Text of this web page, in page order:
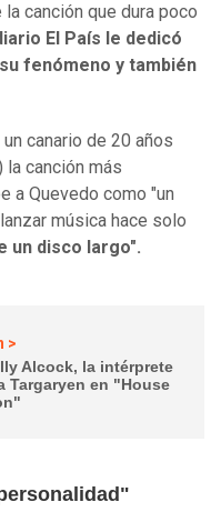
canción que dura poco
El País le dedicó
su fenómeno y también
canario de 20 años
la canción más
a Quevedo como "un
música hace solo
un disco largo".
>
Alcock, la intérprete
Targaryen en "House